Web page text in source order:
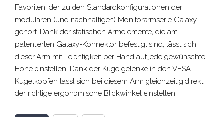
Favoriten, der zu den Standardkonfigurationen der
modularen (und nachhaltigen) Monitorarmserie Galaxy
gehört! Dank der statischen Armelemente, die am
patentierten Galaxy-Konnektor befestigt sind, lässt sich
dieser Arm mit Leichtigkeit per Hand auf jede gewünschte
Höhe einstellen. Dank der Kugelgelenke in den VESA-
Kugelköpfen lässt sich bei diesem Arm gleichzeitig direkt
der richtige ergonomische Blickwinkel einstellen!